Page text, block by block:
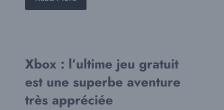
Xbox : l’ultime jeu gratuit
est une superbe aventure
très appréciée